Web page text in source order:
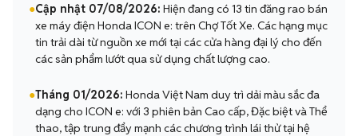
●Cập nhật 07/08/2026: Hiện đang có 13 tin đăng rao bán
xe máy điện Honda ICON e: trên Chợ Tốt Xe. Các hạng mục
tin trải dài từ nguồn xe mới tại các cửa hàng đại lý cho đến
các sản phẩm lướt qua sử dụng chất lượng cao.
●Tháng 01/2026: Honda Việt Nam duy trì dải màu sắc đa
dạng cho ICON e: với 3 phiên bản Cao cấp, Đặc biệt và Thể
thao, tập trung đẩy mạnh các chương trình lái thử tại hệ